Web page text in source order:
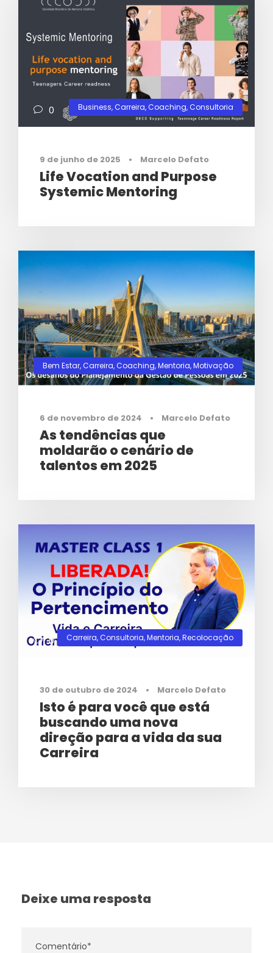
0 Business, Carreira, Coaching, Consultoria
9 de junho de 2025 • Marcelo Defato
Life Vocation and Purpose
Systemic Mentoring
0
Bem Estar, Carreira, Coaching,Mentoria,Motivação
6 de novembro de 2024 • Marcelo Defato
As tendências que
moldarão o cenário de
talentos em 2025
0 Carreira, Consultoria,Mentoria,Recolocação
30 de outubro de 2024 • Marcelo Defato
Isto é para você que está
buscando uma nova
direção para a vida da sua
Carreira
Deixe uma resposta